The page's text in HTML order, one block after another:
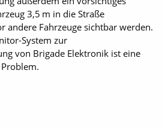
3,5 m in die Straße
andere Fahrzeuge sichtbar werden.
System zur
von Brigade Elektronik ist eine